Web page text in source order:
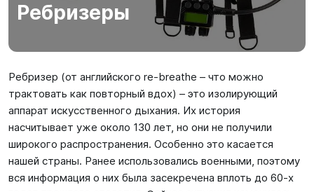
Карты
Бренды
Акции
Ребризеры
Ребризер (от английского re-breathe – что можно
трактовать как повторный вдох) – это изолирующий
аппарат искусственного дыхания. Их история
насчитывает уже около 130 лет, но они не получили
широкого распространения. Особенно это касается
нашей страны. Ранее использовались военными, поэтому
вся информация о них была засекречена вплоть до 60-х